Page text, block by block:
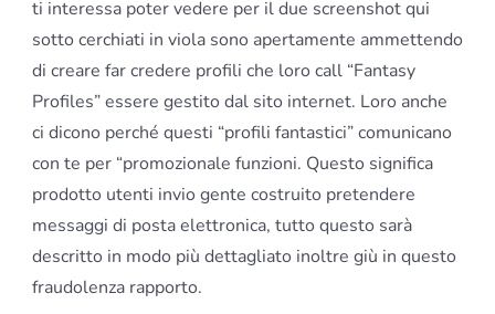
ti interessa poter vedere per il due screenshot qui
sotto cerchiati in viola sono apertamente ammettendo
di creare far credere profili che loro call “Fantasy
Profiles” essere gestito dal sito internet. Loro anche
ci dicono perché questi “profili fantastici” comunicano
con te per “promozionale funzioni. Questo significa
prodotto utenti invio gente costruito pretendere
messaggi di posta elettronica, tutto questo sarà
descritto in modo più dettagliato inoltre giù in questo
fraudolenza rapporto.